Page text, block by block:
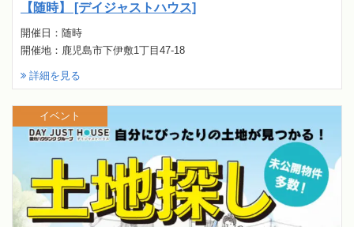
【随時】 [デイジャストハウス]
開催日：随時
開催地：鹿児島市下伊敷1丁目47-18
詳細を見る
イベント